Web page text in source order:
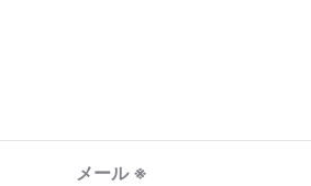
メール※